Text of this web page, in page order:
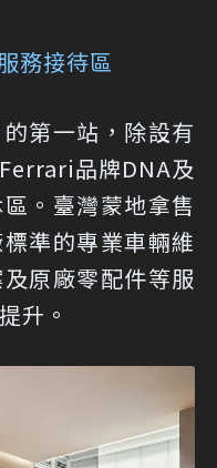
務接待區
第一站，除設有
品牌DNA及
。臺灣蒙地拿售
準的專業車輛維
原廠零配件等服
升。